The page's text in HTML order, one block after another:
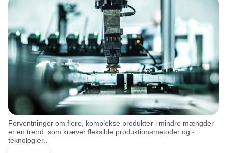
Forventninger om flere, komplekse produkter i mindre mængder
er en trend, som kræver fleksible produktionsmetoder og -
teknologier..